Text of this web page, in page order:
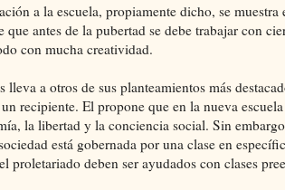
a la escuela, propiamente dicho, se
que antes de la pubertad se debe trabajar con
con mucha creatividad.
lleva a otros de sus planteamientos más
recipiente. El propone que en la nueva
la libertad y la conciencia social. Sin
está gobernada por una clase en
proletariado deben ser ayudados con clases